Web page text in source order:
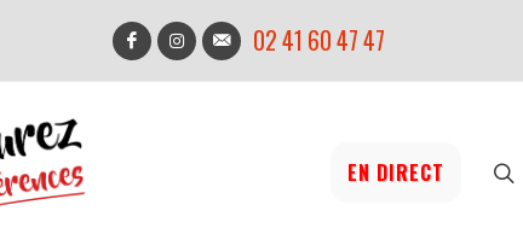
02 41 60 47 47
EN DIRECT